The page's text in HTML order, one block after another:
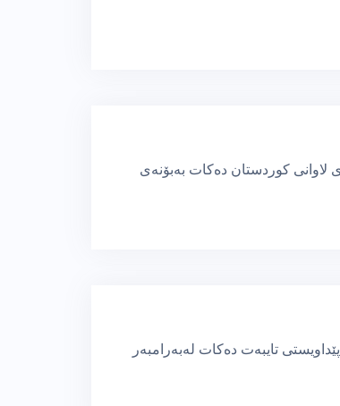
لاوانی كوردستان دەكات بەبۆنەی
تایبەت دەكات لەبەرامبەر